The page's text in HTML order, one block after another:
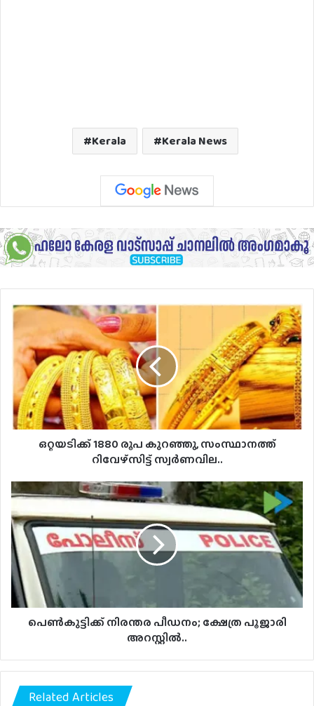
Kerala Kerala News
ഒറ്റയടിക്ക്
രൂപ
കുറഞ്ഞു,
സംസ്ഥാനത്ത്
റിവേഴ്‌സിട്ട്
സ്വര്‍ണവില..
ഒറ്റയടിക്ക് 1880 രൂപ കുറഞ്ഞു, സംസ്ഥാനത്ത്
റിവേഴ്‌സിട്ട് സ്വര്‍ണവില..
പെണ്‍കുട്ടിക്ക്
നിരന്തര
പീഡനം;
ക്ഷേത്ര
പൂജാരി
അറസ്റ്റില്‍..
പെണ്‍കുട്ടിക്ക് നിരന്തര പീഡനം; ക്ഷേത്ര പൂജാരി
അറസ്റ്റില്‍..
Related Articles